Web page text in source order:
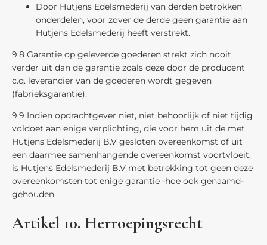
Door Hutjens Edelsmederij van derden betrokken
onderdelen, voor zover de derde geen garantie aan
Hutjens Edelsmederij heeft verstrekt.
9.8 Garantie op geleverde goederen strekt zich nooit
verder uit dan de garantie zoals deze door de producent
c.q. leverancier van de goederen wordt gegeven
(fabrieksgarantie).
9.9 Indien opdrachtgever niet, niet behoorlijk of niet tijdig
voldoet aan enige verplichting, die voor hem uit de met
Hutjens Edelsmederij B.V gesloten overeenkomst of uit
een daarmee samenhangende overeenkomst voortvloeit,
is Hutjens Edelsmederij B.V met betrekking tot geen deze
overeenkomsten tot enige garantie -hoe ook genaamd-
gehouden.
Artikel 10. Herroepingsrecht